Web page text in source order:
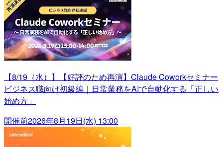
【8/19（水）】【好評のため再演】Claude Coworkセミナー
ビジネス職向け初級編｜日常業務をAIで自動化する「正しい
始め方」
開催前2026年8月19日(水) 13:00